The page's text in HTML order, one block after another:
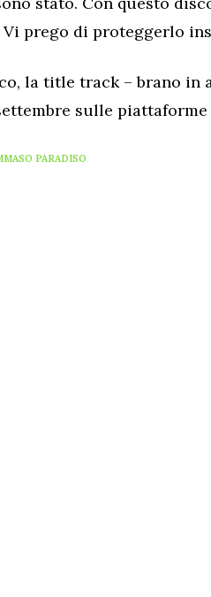
prego di proteggerlo
la title track – brano in
sulle
PARADISO